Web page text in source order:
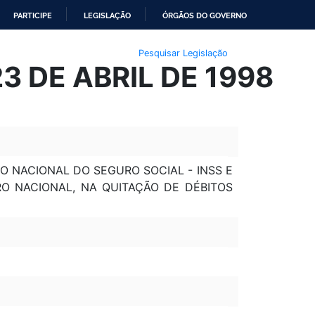
PARTICIPE LEGISLAÇÃO ÓRGÃOS DO GOVERNO
Pesquisar Legislação
DE ABRIL DE 1998
NACIONAL DO SEGURO SOCIAL - INSS E
NACIONAL, NA QUITAÇÃO DE DÉBITOS